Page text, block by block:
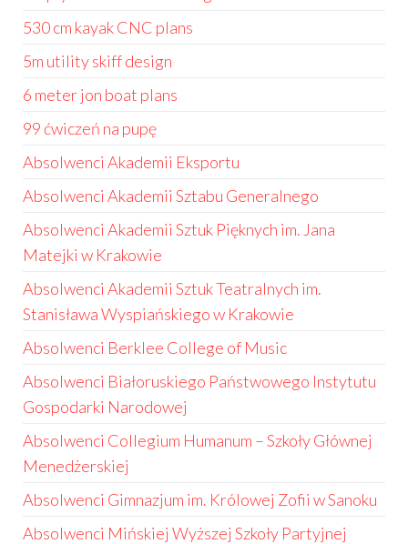
530 cm kayak CNC plans
5m utility skiff design
6 meter jon boat plans
99 ćwiczeń na pupę
Absolwenci Akademii Eksportu
Absolwenci Akademii Sztabu Generalnego
Absolwenci Akademii Sztuk Pięknych im. Jana
Matejki w Krakowie
Absolwenci Akademii Sztuk Teatralnych im.
Stanisława Wyspiańskiego w Krakowie
Absolwenci Berklee College of Music
Absolwenci Białoruskiego Państwowego Instytutu
Gospodarki Narodowej
Absolwenci Collegium Humanum – Szkoły Głównej
Menedżerskiej
Absolwenci Gimnazjum im. Królowej Zofii w Sanoku
Absolwenci Mińskiej Wyższej Szkoły Partyjnej